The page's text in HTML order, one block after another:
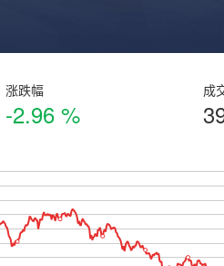
涨跌幅
-2.96 %
成